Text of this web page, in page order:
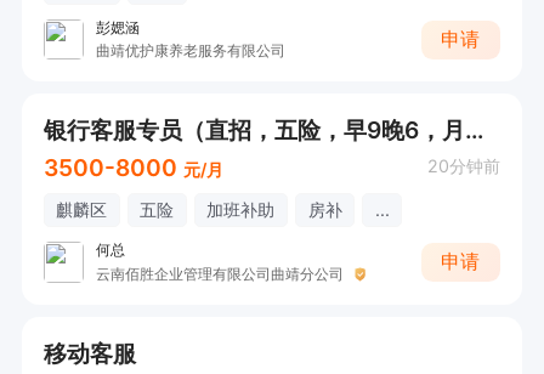
彭媤涵
曲靖优护康养老服务有限公司
申请
银行客服专员（直招，五险，早9晚6，月均薪资5000+）
3500-8000 元/月 20分钟前
麒麟区 五险 加班补助 房补 ...
何总
云南佰胜企业管理有限公司曲靖分公司
申请
移动客服